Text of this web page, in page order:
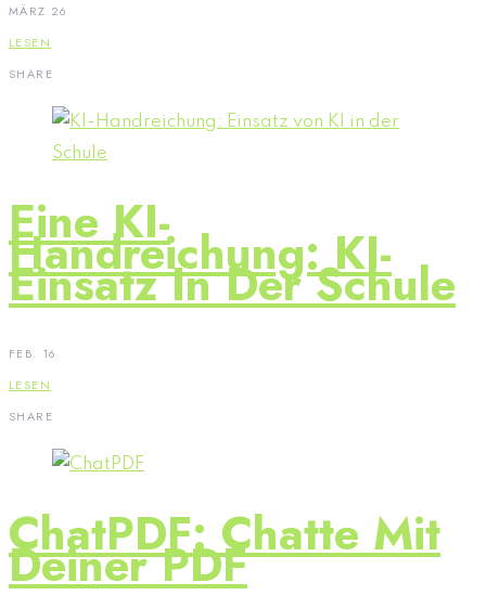
MÄRZ 26
LESEN
SHARE
Eine KI-
Handreichung: KI-
Einsatz In Der Schule
FEB. 16
LESEN
SHARE
ChatPDF: Chatte Mit
Deiner PDF